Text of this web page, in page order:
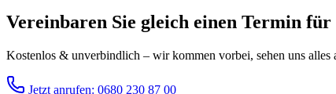
Vereinbaren Sie gleich einen Termin für
Kostenlos & unverbindlich – wir kommen vorbei, sehen uns alles
Jetzt anrufen: 0680 230 87 00